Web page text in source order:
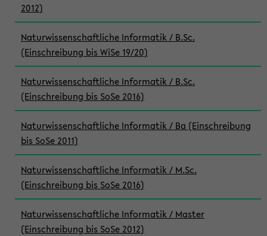
2012)
Naturwissenschaftliche Informatik / B.Sc.
(Einschreibung bis WiSe 19/20)
Naturwissenschaftliche Informatik / B.Sc.
(Einschreibung bis SoSe 2016)
Naturwissenschaftliche Informatik / Ba (Einschreibung
bis SoSe 2011)
Naturwissenschaftliche Informatik / M.Sc.
(Einschreibung bis SoSe 2016)
Naturwissenschaftliche Informatik / Master
(Einschreibung bis SoSe 2012)